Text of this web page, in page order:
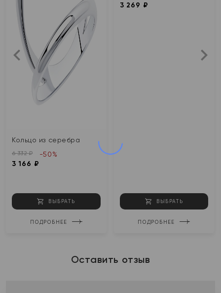
Кольцо из серебра
6 332 ₽
3 166 ₽
-50%
ВЫБРАТЬ
ПОДРОБНЕЕ
3 269 ₽
ВЫБРАТЬ
ПОДРОБНЕЕ
Оставить отзыв